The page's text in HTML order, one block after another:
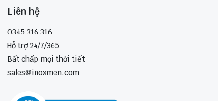
Liên hệ
0345 316 316
Hỗ trợ 24/7/365
Bất chấp mọi thời tiết
sales@inoxmen.com